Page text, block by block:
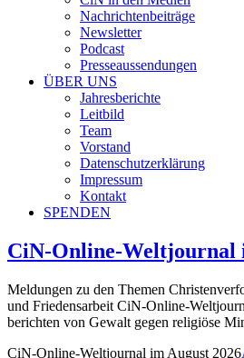
Nachrichtenbeiträge
Newsletter
Podcast
Presseaussendungen
ÜBER UNS
Jahresberichte
Leitbild
Team
Vorstand
Datenschutzerklärung
Impressum
Kontakt
SPENDEN
CiN-Online-Weltjournal
Meldungen zu den Themen
und Friedensarbeit CiN-Online-
berichten von Gewalt gegen religiöse
CiN-Online-Weltjournal im August 2026